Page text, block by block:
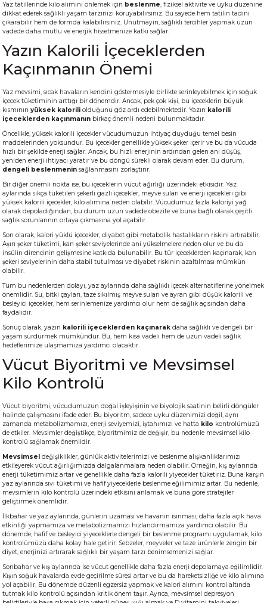
Yaz tatillerinde kilo alımını önlemek için beslenme, fiziksel aktivite ve uyku düzenine
dikkat ederek sağlıklı yaşam tarzınızı koruyabilirsiniz. Bu sayede hem tatilin tadını
çıkarabilir hem de formda kalabilirsiniz. Unutmayın, sağlıklı tercihler yapmak uzun
vadede daha mutlu ve enerjik hissetmenize katkı sağlar.
Yazın Kalorili İçeceklerden
Kaçınmanın Önemi
Yaz mevsimi, sıcak havaların kendini göstermesiyle birlikte serinleyebilmek için soğuk
içecek tüketiminin arttığı bir dönemdir. Ancak, pek çok kişi, bu içeceklerin büyük
kısmının yüksek kalorili olduğunu göz ardı edebilmektedir. Yazın kalorili
içeceklerden kaçınmanın birkaç önemli nedeni bulunmaktadır.
Öncelikle, yüksek kalorili içecekler vücudumuzun ihtiyaç duyduğu temel besin
maddelerinden yoksundur. Bu içecekler genellikle yüksek şeker içerir ve bu da vücuda
hızlı bir şekilde enerji sağlar. Ancak, bu hızlı enerjinin ardından gelen ani düşüş,
yeniden enerji ihtiyacı yaratır ve bu döngü sürekli olarak devam eder. Bu durum,
dengeli beslenmenin sağlanmasını zorlaştırır.
Bir diğer önemli nokta ise, bu içeceklerin vücut ağırlığı üzerindeki etkisidir. Yaz
aylarında sıkça tüketilen şekerli gazlı içecekler, meyve suları ve enerji içecekleri gibi
yüksek kalorili içecekler, kilo alımına neden olabilir. Vücudumuz fazla kaloriyi yağ
olarak depoladığından, bu durum uzun vadede obezite ve buna bağlı olarak çeşitli
sağlık sorunlarının ortaya çıkmasına yol açabilir.
Son olarak, kalori yüklü içecekler, diyabet gibi metabolik hastalıkların riskini artırabilir.
Aşırı şeker tüketimi, kan şeker seviyelerinde ani yükselmelere neden olur ve bu da
insülin direncinin gelişmesine katkıda bulunabilir. Bu tür içeceklerden kaçınarak, kan
şekeri seviyelerinin daha stabil tutulması ve diyabet riskinin azaltılması mümkün
olabilir.
Tüm bu nedenlerden dolayı, yaz aylarında daha sağlıklı içecek alternatiflerine yönelmek
önemlidir. Su, bitki çayları, taze sıkılmış meyve suları ve ayran gibi düşük kalorili ve
besleyici içecekler, hem serinlemenize yardımcı olur hem de sağlık açısından daha
faydalıdır.
Sonuç olarak, yazın kalorili içeceklerden kaçınarak daha sağlıklı ve dengeli bir
yaşam sürdürmek mümkündür. Bu, hem kısa vadeli hem de uzun vadeli sağlık
hedeflerimize ulaşmamıza yardımcı olacaktır.
Vücut Biyoritmi ve Mevsimsel
Kilo Kontrolü
Vücut biyoritmi, vücudumuzun doğal işleyişinin ve biyolojik saatinin belirli döngüler
halinde çalışmasını ifade eder. Bu biyoritm, sadece uyku düzenimizi değil, aynı
zamanda metabolizmamızı, enerji seviyemizi, iştahımızı ve hatta kilo kontrolümüzü
de etkiler. Mevsimler değiştikçe, biyoritmimiz de değişir, bu nedenle mevsimsel kilo
kontrolü sağlamak önemlidir.
Mevsimsel değişiklikler, günlük aktivitelerimizi ve beslenme alışkanlıklarımızı
etkileyerek vücut ağırlığımızda dalgalanmalara neden olabilir. Örneğin, kış aylarında
enerji tüketimimiz artar ve genellikle daha fazla kalorili yiyecekler tüketiriz. Buna karşın
yaz aylarında sıvı tüketimi ve hafif yiyeceklerle beslenme eğilimimiz artar. Bu nedenle,
mevsimlerin kilo kontrolü üzerindeki etkisini anlamak ve buna göre stratejiler
geliştirmek önemlidir.
İlkbahar ve yaz aylarında, günlerin uzaması ve havanın ısınması, daha fazla açık hava
etkinliği yapmamıza ve metabolizmamızı hızlandırmamıza yardımcı olabilir. Bu
dönemde, hafif ve besleyici yiyeceklerle dengeli bir beslenme programı uygulamak, kilo
kontrolümüzü daha kolay hale getirir. Sebzeler, meyveler ve taze ürünlerle zengin bir
diyet, enerjinizi artırarak sağlıklı bir yaşam tarzı benimsemenizi sağlar.
Sonbahar ve kış aylarında ise vücut genellikle daha fazla enerji depolamaya eğilimlidir.
Kışın soğuk havalarda evde geçirilme süresi artar ve bu da hareketsizliğe ve kilo alımına
yol açabilir. Bu dönemde düzenli egzersiz yapmak ve kalori alımını kontrol altında
tutmak kilo kontrolü açısından kritik önem taşır. Ayrıca, mevsimsel depresyon